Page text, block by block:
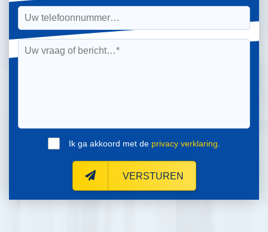
Ik ga akkoord met de privacy verklaring
VERSTUREN